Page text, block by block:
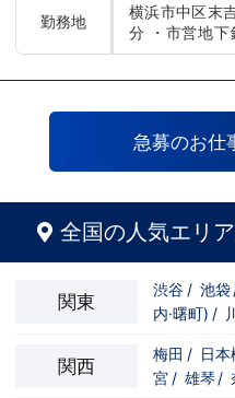
為にはど
上記のよ
を広げて
い！・環
経験がな
自分の将
こうなり
も平等に
す。今働
してきた
と求めて
と思う方
考えてく
が少ない
はまる！
さい。そ
いただき
か/出来な
方が当グ
す。他に
にかくや
をあげた
ジョンの
と強い意
スがある
経験から
倒的に多
像と自分
と思いま
い。全て
います。
分なんで
なたの想
その話の
と思いま
す！！
勤務地
横浜市中区末吉町3-45 ・京
分 ・市営地下鉄線「阪東橋駅」 5分 ・JR線
「関内駅」15
急募のお仕
全国の人気エリ
関東
渋谷 / 池袋
内·曙町) /
関西
梅田 / 日本
宮 / 雄琴 /